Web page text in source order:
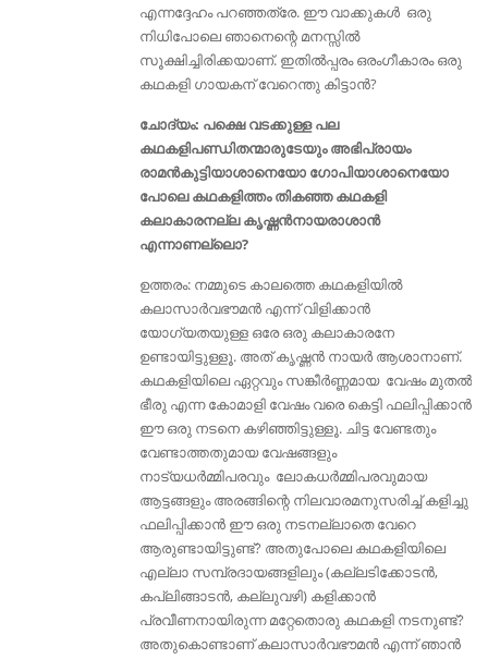
എന്നദ്ദേഹം പറഞ്ഞത്രേ. ഈ വാക്കുകൾ ഒരു
നിധിപോലെ ഞാനെന്റെ മനസ്സിൽ
സൂക്ഷിച്ചിരിക്കയാണ്. ഇതിൽപ്പരം ഒരംഗീകാരം ഒരു
കഥകളി ഗായകന് വേറെന്തു കിട്ടാൻ?
ചോദ്യം: പക്ഷെ വടക്കുള്ള പല
കഥകളിപണ്ഡിതന്മാരുടേയും അഭിപ്രായം
രാമൻകുട്ടിയാശാനെയോ ഗോപിയാശാനെയോ
പോലെ കഥകളിത്തം തികഞ്ഞ കഥകളി
കലാകാരനല്ല കൃഷ്ണൻനായരാശാൻ
എന്നാണല്ലൊ?
ഉത്തരം: നമ്മുടെ കാലത്തെ കഥകളിയിൽ
കലാസാർവഭൗമൻ എന്ന് വിളിക്കാൻ
യോഗ്യതയുള്ള ഒരേ ഒരു കലാകാരനേ
ഉണ്ടായിട്ടുള്ളൂ. അത് കൃഷ്ണൻ നായർ ആശാനാണ്.
കഥകളിയിലെ ഏറ്റവും സങ്കീർണ്ണമായ വേഷം മുതൽ
ഭീരു എന്ന കോമാളി വേഷം വരെ കെട്ടി ഫലിപ്പിക്കാൻ
ഈ ഒരു നടനെ കഴിഞ്ഞിട്ടുള്ളൂ. ചിട്ട വേണ്ടതും
വേണ്ടാത്തതുമായ വേഷങ്ങളും
നാട്യധർമ്മിപരവും ലോകധർമ്മിപരവുമായ
ആട്ടങ്ങളും അരങ്ങിന്റെ നിലവാരമനുസരിച്ച് കളിച്ചു
ഫലിപ്പിക്കാൻ ഈ ഒരു നടനല്ലാതെ വേറെ
ആരുണ്ടായിട്ടുണ്ട്? അതുപോലെ കഥകളിയിലെ
എല്ലാ സമ്പ്രദായങ്ങളിലും (കല്ലടിക്കോടൻ,
കപ്ലിങ്ങാടൻ, കല്ലുവഴി) കളിക്കാൻ
പ്രവീണനായിരുന്ന മറ്റേതൊരു കഥകളി നടനുണ്ട്‌?
അതുകൊണ്ടാണ് കലാസാർവഭൗമൻ എന്ന് ഞാൻ